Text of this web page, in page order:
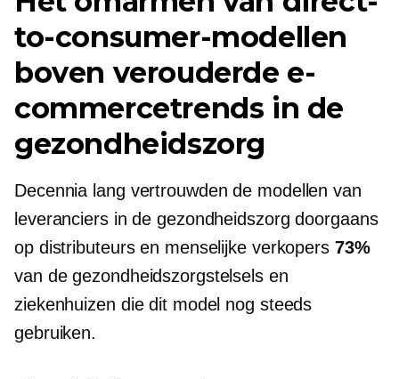
to-consumer-modellen
boven verouderde e-
commercetrends in de
gezondheidszorg
Decennia lang vertrouwden de modellen van
leveranciers in de gezondheidszorg doorgaans
op distributeurs en menselijke verkopers 73%
van de gezondheidszorgstelsels en
ziekenhuizen die dit model nog steeds
gebruiken.